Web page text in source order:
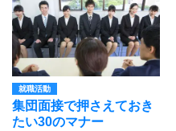
就職活動
集団面接で押さえておき
たい30のマナー